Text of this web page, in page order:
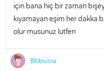
için bana hiç bir zaman
kıyamayan eşim her dakka
olur musunuz lutfen
Bbbusra